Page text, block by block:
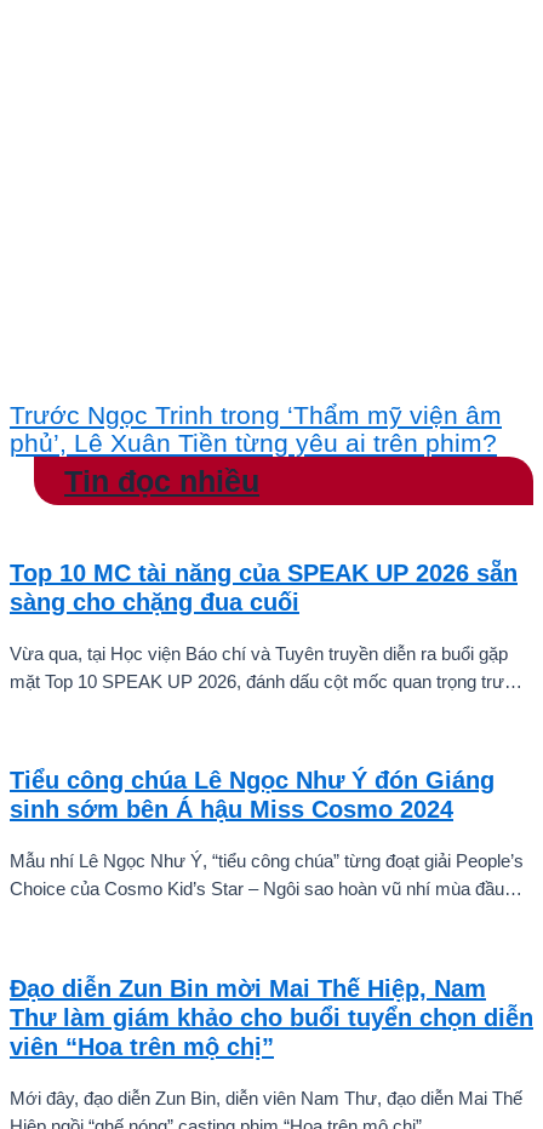
Trước Ngọc Trinh trong ‘Thẩm mỹ viện âm
phủ’, Lê Xuân Tiền từng yêu ai trên phim?
Tin đọc nhiều
Top 10 MC tài năng của SPEAK UP 2026 sẵn
sàng cho chặng đua cuối
Vừa qua, tại Học viện Báo chí và Tuyên truyền diễn ra buổi gặp
mặt Top 10 SPEAK UP 2026, đánh dấu cột mốc quan trọng trước
Tiểu công chúa Lê Ngọc Như Ý đón Giáng
sinh sớm bên Á hậu Miss Cosmo 2024
Mẫu nhí Lê Ngọc Như Ý, “tiểu công chúa” từng đoạt giải People’s
Choice của Cosmo Kid’s Star – Ngôi sao hoàn vũ nhí mùa đầu
Đạo diễn Zun Bin mời Mai Thế Hiệp, Nam
Thư làm giám khảo cho buổi tuyển chọn diễn
viên “Hoa trên mộ chị”
Mới đây, đạo diễn Zun Bin, diễn viên Nam Thư, đạo diễn Mai Thế